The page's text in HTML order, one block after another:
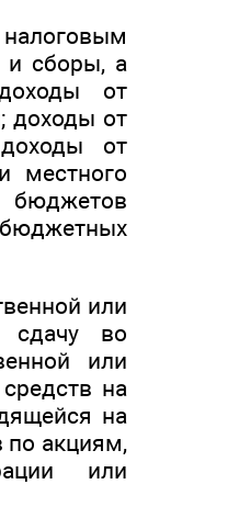
и сборы, а
от
доходы от
от
местного
бюджетов
или
сдачу во
или
на
на
по акциям,
или